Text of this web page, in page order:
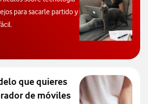
para sacarle partido y
que quieres
de móviles